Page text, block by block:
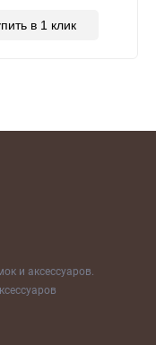
в 1 клик
и аксессуаров.